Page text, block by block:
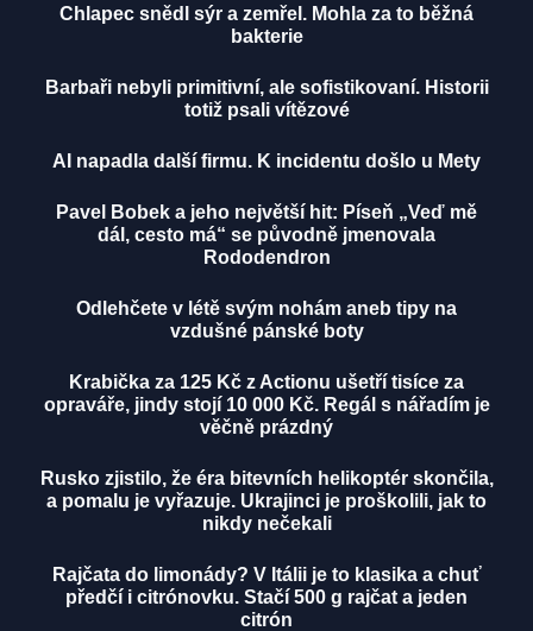
Chlapec snědl sýr a zemřel. Mohla za to běžná
bakterie
Barbaři nebyli primitivní, ale sofistikovaní. Historii
totiž psali vítězové
AI napadla další firmu. K incidentu došlo u Mety
Pavel Bobek a jeho největší hit: Píseň „Veď mě
dál, cesto má“ se původně jmenovala
Rododendron
Odlehčete v létě svým nohám aneb tipy na
vzdušné pánské boty
Krabička za 125 Kč z Actionu ušetří tisíce za
opraváře, jindy stojí 10 000 Kč. Regál s nářadím je
věčně prázdný
Rusko zjistilo, že éra bitevních helikoptér skončila,
a pomalu je vyřazuje. Ukrajinci je proškolili, jak to
nikdy nečekali
Rajčata do limonády? V Itálii je to klasika a chuť
předčí i citrónovku. Stačí 500 g rajčat a jeden
citrón